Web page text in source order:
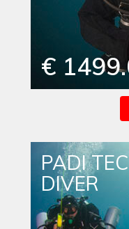
€
PADI
DIVER